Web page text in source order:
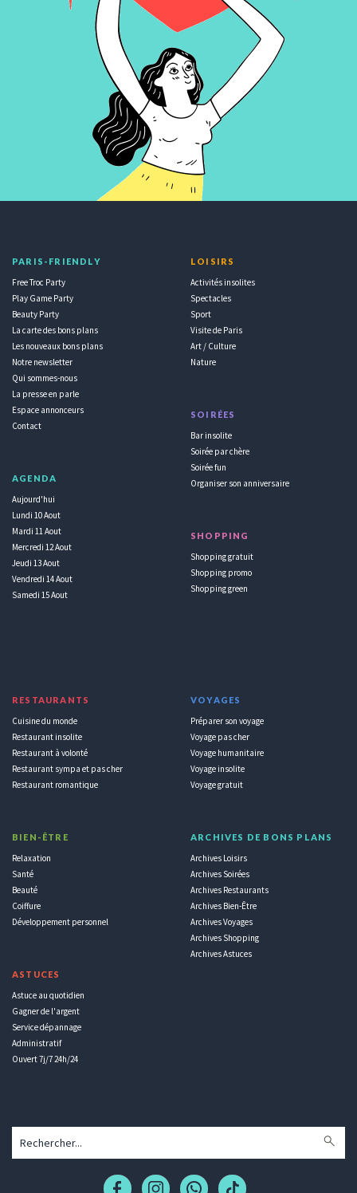
PARIS-FRIENDLY
Free Troc Party
Play Game Party
Beauty Party
La carte des bons plans
Les nouveaux bons plans
Notre newsletter
Qui sommes-nous
La presse en parle
Espace annonceurs
Contact
AGENDA
Aujourd'hui
Lundi 10 Aout
Mardi 11 Aout
Mercredi 12 Aout
Jeudi 13 Aout
Vendredi 14 Aout
Samedi 15 Aout
LOISIRS
Activités insolites
Spectacles
Sport
Visite de Paris
Art / Culture
Nature
SOIRÉES
Bar insolite
Soirée par chère
Soirée fun
Organiser son anniversaire
SHOPPING
Shopping gratuit
Shopping promo
Shopping green
RESTAURANTS
Cuisine du monde
Restaurant insolite
Restaurant à volonté
Restaurant sympa et pas cher
Restaurant romantique
BIEN-ÊTRE
Relaxation
Santé
Beauté
Coiffure
Développement personnel
ASTUCES
Astuce au quotidien
Gagner de l'argent
Service dépannage
Administratif
Ouvert 7j/7 24h/24
VOYAGES
Préparer son voyage
Voyage pas cher
Voyage humanitaire
Voyage insolite
Voyage gratuit
ARCHIVES DE BONS PLANS
Archives Loisirs
Archives Soirées
Archives Restaurants
Archives Bien-Être
Archives Voyages
Archives Shopping
Archives Astuces